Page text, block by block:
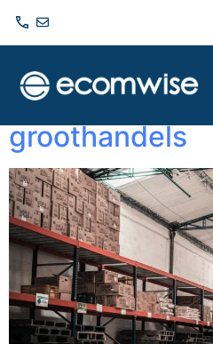
De voordelen
punchout voor
groothandels